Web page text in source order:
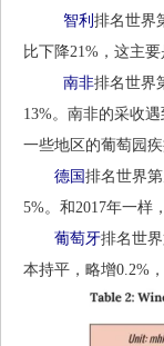
智利 排名世界
比下降21%，这主
南非排名世界
13%。南非的采收
一些地区的葡萄园
德国 排名世界
5%。和2017年一样
葡萄牙排名世
本持平，略增0.2%